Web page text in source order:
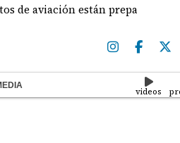
están preparados para
videos